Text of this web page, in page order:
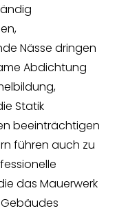
Nässe dringen
Abdichtung
Statik
beeinträchtigen
führen auch zu
das Mauerwerk